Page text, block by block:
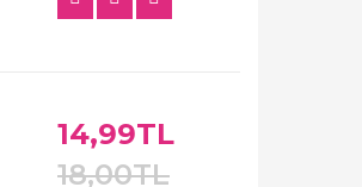
14,99TL
18,00TL